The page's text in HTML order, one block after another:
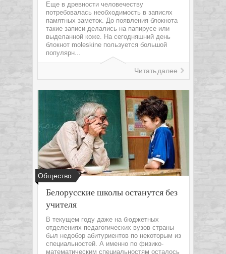
Еще в древности человечеству
потребовалась необходимость в записях
памятных заметок. До появления блокнота
такие записи делались на папирусе или
выделанной коже. На сегодняшний день
блокнот moleskine пользуется большой
популярн...
Читать далее
Общество
Белорусские школы останутся без
учителя
В текущем году даже на бюджетных
отделениях педагогических вузов страны
был недобор абитуриентов по некоторым из
специальностей. А именно по физико-
математическим специальностям осталось